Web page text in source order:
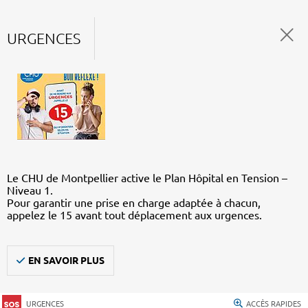
URGENCES
Le CHU de Montpellier active le Plan Hôpital en Tension –
Niveau 1.
Pour garantir une prise en charge adaptée à chacun,
appelez le 15 avant tout déplacement aux urgences.
EN SAVOIR PLUS
URGENCES ACCÈS RAPIDES